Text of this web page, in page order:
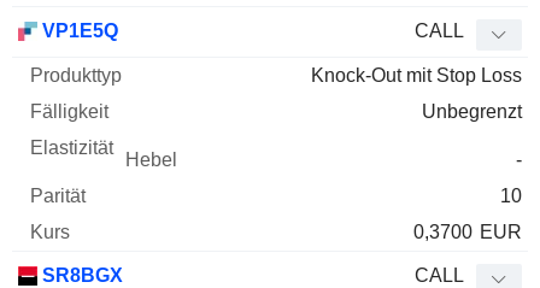
VP1E5Q CALL
Knock-Out mit Stop Loss
Unbegrenzt
-
10
0,3700 EUR
SR8BGX CALL